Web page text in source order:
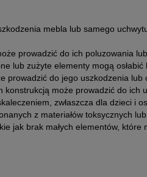
mebla lub samego
prowadzić do ich poluzowania
lub zużyte elementy mogą
do jego uszkodzenia lub
może prowadzić do ich
zwłaszcza dla dzieci i
z materiałów toksycznych
brak małych elementów, które